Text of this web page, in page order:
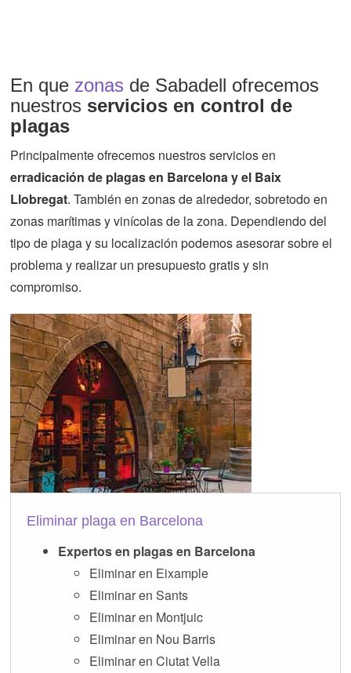
En que zonas de Sabadell ofrecemos
nuestros servicios en control de
plagas
Principalmente ofrecemos nuestros servicios en
erradicación de plagas en Barcelona y el Baix
Llobregat. También en zonas de alrededor, sobretodo en
zonas marítimas y vinícolas de la zona. Dependiendo del
tipo de plaga y su localización podemos asesorar sobre el
problema y realizar un presupuesto gratis y sin
compromiso.
Eliminar plaga en Barcelona
Expertos en plagas en Barcelona
Eliminar en Eixample
Eliminar en Sants
Eliminar en Montjuic
Eliminar en Nou Barris
Eliminar en Ciutat Vella